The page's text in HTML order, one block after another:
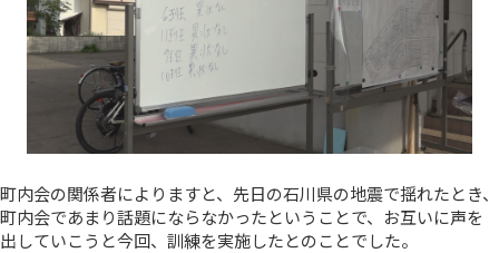
町内会の関係者によりますと、先日の石川県の地震で揺れたとき、
町内会であまり話題にならなかったということで、お互いに声を
出していこうと今回、訓練を実施したとのことでした。